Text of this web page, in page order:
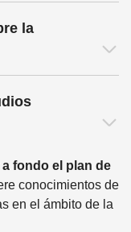
la
fondo el plan de
conocimientos de
en el ámbito de la